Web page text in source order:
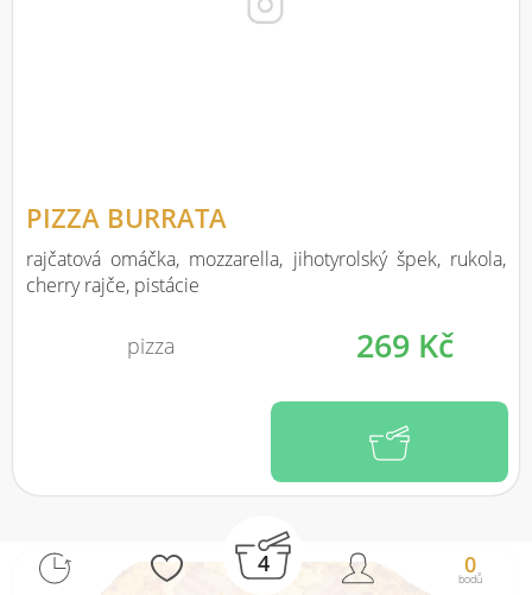
4 0
bodů
PIZZA BURRATA
rajčatová omáčka, mozzarella, jihotyrolský špek, rukola,
cherry rajče, pistácie
pizza 269 Kč